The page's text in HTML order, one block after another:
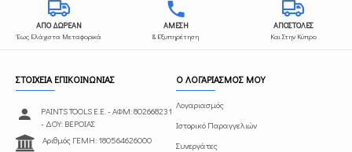
ΑΠΟ ΔΩΡΕΑΝ
Έως Ελάχιστα Μεταφορικά
ΑΜΕΣΗ
& Εξυπηρέτηση
ΑΠΟΣΤΟΛΕΣ
Και Στην Κύπρο
ΣΤΟΙΧΕΙΑ ΕΠΙΚΟΙΝΩΝΙΑΣ
PAINTS TOOLS Ε.Ε. - ΑΦΜ: 802668231
- ΔΟΥ: ΒΕΡΟΙΑΣ
Αριθμός ΓΕΜΗ: 180564626000
Ο ΛΟΓΑΡΙΑΣΜΟΣ ΜΟΥ
Λογαριασμός
Ιστορικό Παραγγελιών
Συνεργάτες